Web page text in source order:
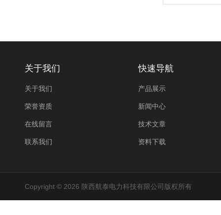
关于我们
关于我们
荣誉资质
在线留言
联系我们
快速导航
产品展示
新闻中心
技术文章
资料下载
Copyright © 2026 陕西航泰电力科技有限公司版权所有